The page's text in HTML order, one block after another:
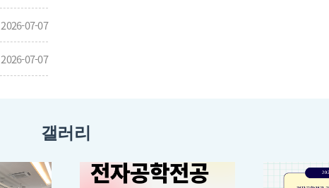
2026-07-07
2026-07-07
갤러리